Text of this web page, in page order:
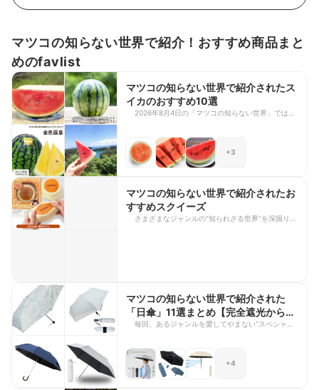
マツコの知らない世界で紹介！おすすめ商品まと
めのfavlist
マツコの知らない世界で紹介されたス
イカのおすすめ10選
2026年8月4日の「マツコの知らない世界」では、
「スイカの世界」で紹介された商品を紹介いたしま
す。放送中から更新していくので、デザートや贈り
物を選ぶ際に、是非参考にしてみて下さい。
+3
マツコの知らない世界で紹介されたお
すすめスクイーズ
さまざまなジャンルの“知られざる世界”を深掘りす
マツコの知らない世界で紹介された
「日傘」11選まとめ【完全遮光から超
軽量まで】
毎回、あるジャンルを愛してやまない“スペシャリ
2024年7月23日・2025年7月29日に放送された
「日傘の世界」は、どちらも大きな反響を呼んだ人
気回。東レの「サマーシールド」や「ラディクー
+4